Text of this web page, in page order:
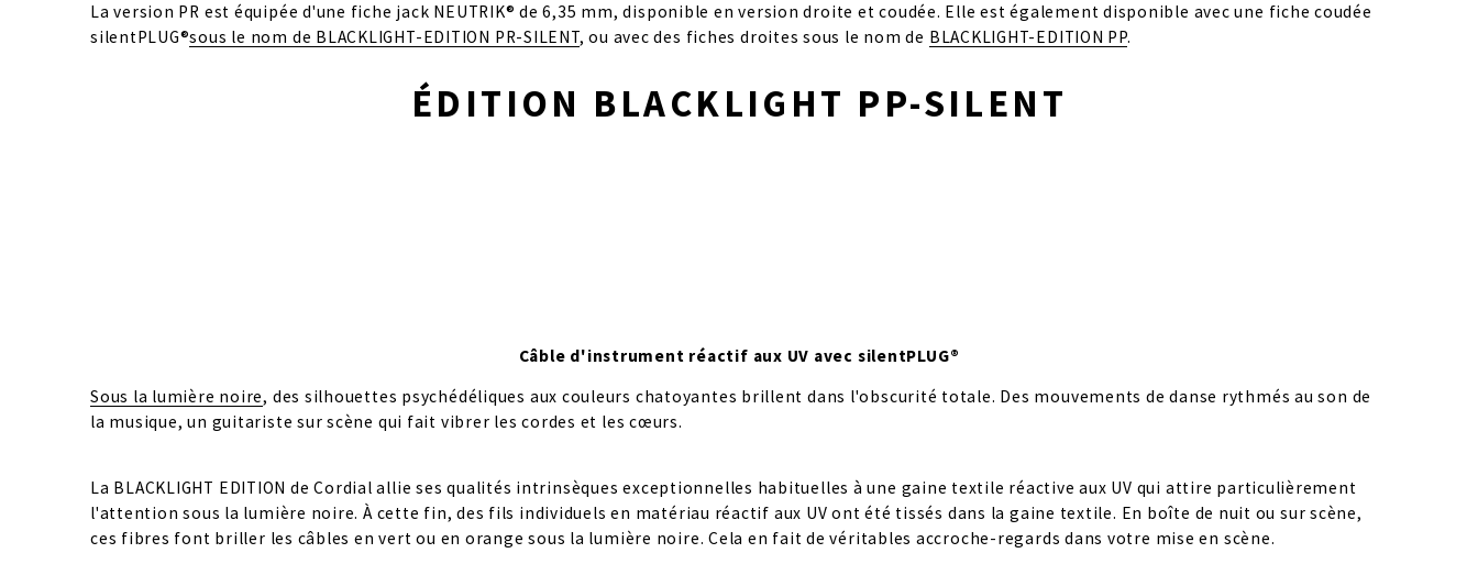
La version PR est équipée d'une fiche jack NEUTRIK® de 6,35 mm, disponible en version droite et coudée. Elle est également disponible avec une fiche coudée
silentPLUG®sous le nom de BLACKLIGHT-EDITION PR-SILENT, ou avec des fiches droites sous le nom de BLACKLIGHT-EDITION PP.
ÉDITION BLACKLIGHT PP-SILENT
Câble d'instrument réactif aux UV avec silentPLUG®
Sous la lumière noire, des silhouettes psychédéliques aux couleurs chatoyantes brillent dans l'obscurité totale. Des mouvements de danse rythmés au son de
la musique, un guitariste sur scène qui fait vibrer les cordes et les cœurs.
La BLACKLIGHT EDITION de Cordial allie ses qualités intrinsèques exceptionnelles habituelles à une gaine textile réactive aux UV qui attire particulièrement
l'attention sous la lumière noire. À cette fin, des fils individuels en matériau réactif aux UV ont été tissés dans la gaine textile. En boîte de nuit ou sur scène,
ces fibres font briller les câbles en vert ou en orange sous la lumière noire. Cela en fait de véritables accroche-regards dans votre mise en scène.